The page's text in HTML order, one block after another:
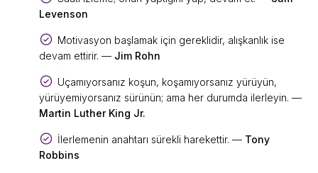
Levenson
Motivasyon başlamak için gereklidir, alışkanlık ise
devam ettirir. — Jim Rohn
Uçamıyorsanız koşun, koşamıyorsanız yürüyün,
yürüyemiyorsanız sürünün; ama her durumda ilerleyin. —
Martin Luther King Jr.
İlerlemenin anahtarı sürekli harekettir. — Tony
Robbins